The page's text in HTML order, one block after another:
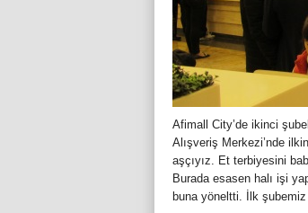
Afimall City’de ikinci
Alışveriş Merkezi’nde
aşçıyız. Et terbiyesini
Burada esasen halı işi
buna yöneltti. İlk